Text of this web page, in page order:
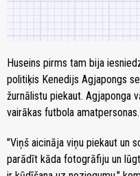
Huseins pirms tam bija
politiķis Kenedijs Agjapongs
žurnālistu piekaut. Agjaponga
vairākas futbola amatpersonas.
"Viņš aicināja viņu piekaut un
parādīt kāda fotogrāfiju un